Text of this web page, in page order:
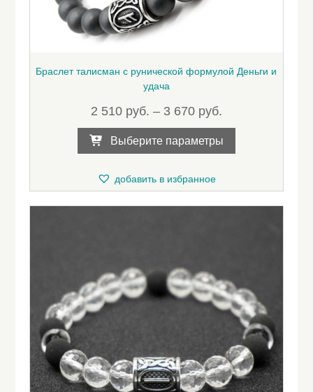
Браслет талисман с рунической формулой Деньги и
удача
2 510 руб. – 3 670 руб.
Выберите параметры
вариаций.
Опции
добавить в избранное